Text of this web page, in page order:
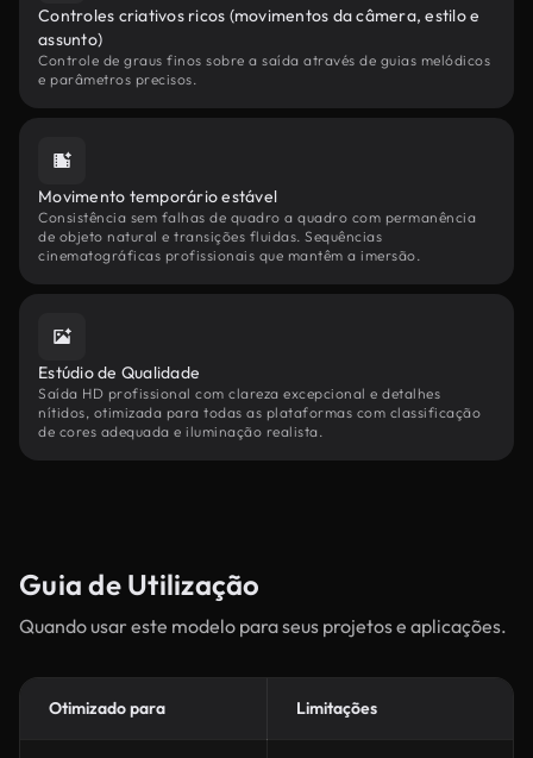
Controles criativos ricos (movimentos da câmera, estilo e
assunto)
Controle de graus finos sobre a saída através de guias melódicos
e parâmetros precisos.
Movimento temporário estável
Consistência sem falhas de quadro a quadro com permanência
de objeto natural e transições fluidas. Sequências
cinematográficas profissionais que mantêm a imersão.
Estúdio de Qualidade
Saída HD profissional com clareza excepcional e detalhes
nítidos, otimizada para todas as plataformas com classificação
de cores adequada e iluminação realista.
Guia de Utilização
Quando usar este modelo para seus projetos e aplicações.
Otimizado para Limitações